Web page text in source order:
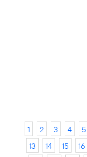
1 2 3 4 5
13
14 15 16